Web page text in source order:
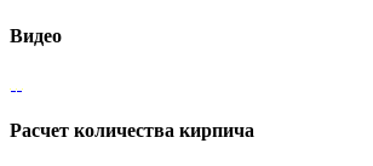
Видео
Расчет количества кирпича